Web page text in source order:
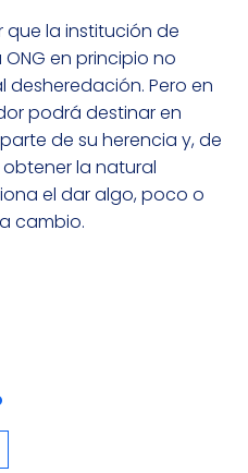
que la institución de
en principio no
Pero en
podrá destinar en
de su herencia y, de
la natural
el dar algo, poco o
cambio.